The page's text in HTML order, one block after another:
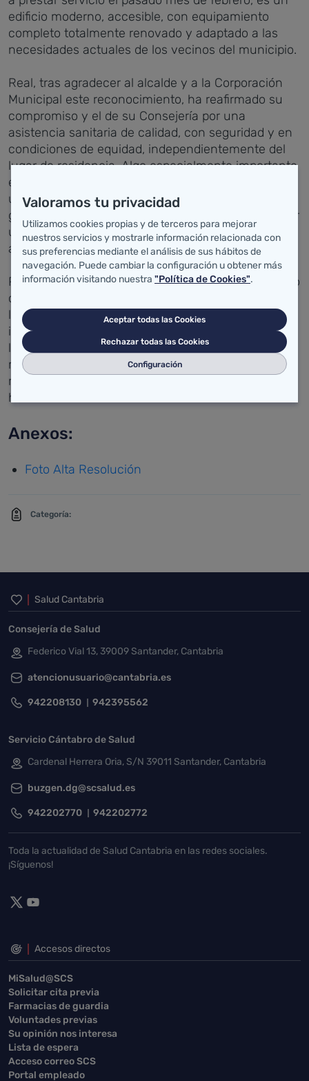
edificio moderno, accesible, con equipamiento
completo totalmente renovado y adaptado a las
necesidades actuales de los vecinos del municipio.
Real, tras agradecer al alcalde y a la Corporación
Municipal este reconocimiento, ha reafirmado su
compromiso y el de su Consejería por una
asistencia sanitaria de calidad, con seguridad y en
condiciones de equidad, independientemente del
lugar de residencia. Algo especialmente importante
en el medio rural, como es el caso de Luena, con
una población de avanzada edad y muy dispersa
geográficamente. "El servicio de salud tiene que ser
un elemento de cohesión social y territorial", ha
añadido la consejera.
Para el alcalde de Luena, José Ángel Ruiz, el nuevo
consultorio representa un gran cambio "que
llevábamos más de 10 años esperando". "Es una
instalación fundamental sobre todo para atender a
las personas de avanzada edad, que son la
mayoría, y para fijar población joven en una zona
rural como la nuestra que tiende a la despoblación",
ha dicho.
Anexos:
Foto Alta Resolución
Categoría:
Inicio del pie de página
Salud Cantabria
Consejería de Salud
Federico Vial 13, 39009 Santander, Cantabria
atencionusuario@cantabria.es
942208130 942395562
Servicio Cántabro de Salud
Cardenal Herrera Oria, S/N 39011 Santander, Cantabria
buzgen.dg@scsalud.es
942202770 942202772
Toda la actualidad de Salud Cantabria en las redes sociales.
¡Síguenos!
Accesos directos
MiSalud@SCS
Solicitar cita previa
Farmacias de guardia
Voluntades previas
Su opinión nos interesa
Lista de espera
Acceso correo SCS
Portal empleado
Valoramos tu privacidad
Utilizamos cookies propias y de terceros para mejorar
nuestros servicios y mostrarle información relacionada con
sus preferencias mediante el análisis de sus hábitos de
navegación. Puede cambiar la configuración u obtener más
información visitando nuestra "Política de Cookies".
Aceptar todas las Cookies
Rechazar todas las Cookies
Configuración